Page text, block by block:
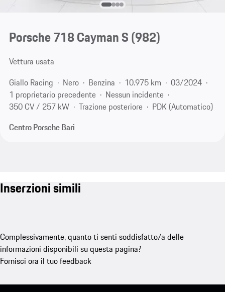
Porsche 718 Cayman S(982)
Vettura usata
Giallo Racing
Nero Benzina 10.975 km
03/2024
1 proprietario precedente
Nessun incidente
350 CV / 257 kW
Trazione posteriore
PDK (Automatico)
Centro Porsche Bari
Inserzioni simili
Complessivamente, quanto ti senti soddisfatto/a delle
informazioni disponibili su questa pagina?
Fornisci ora il tuo feedback